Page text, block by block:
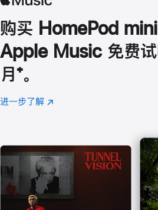
购买 HomePod mini
Apple Music 免费
月 脚
注
⁺。
进一步了解 Apple
(在
口
中
打
开)